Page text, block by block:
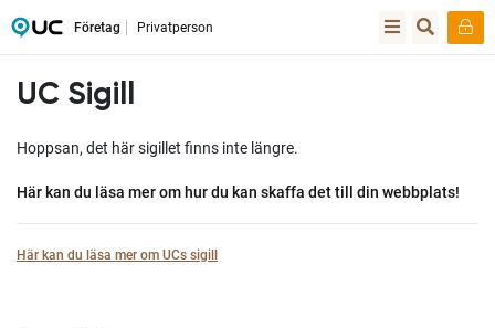
Företag Privatperson
UC Sigill
Hoppsan, det här sigillet finns inte längre.
Här kan du läsa mer om hur du kan skaffa det till din webbplats!
Här kan du läsa mer om UCs sigill